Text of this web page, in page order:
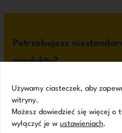
Potrzebujesz
produkty?
wyróżnieniu Twojej marki!
ZAPYTAJ O PRODUKT
Używamy ciasteczek, aby
witryny.
Możesz dowiedzieć się więcej o
wyłączyć je w ustawieniach.